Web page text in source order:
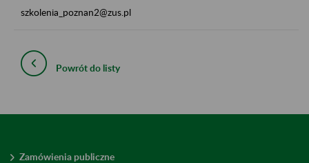
szkolenia_poznan2@zus.pl
Powrót do listy
Zamówienia publiczne